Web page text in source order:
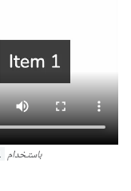
باستخدام